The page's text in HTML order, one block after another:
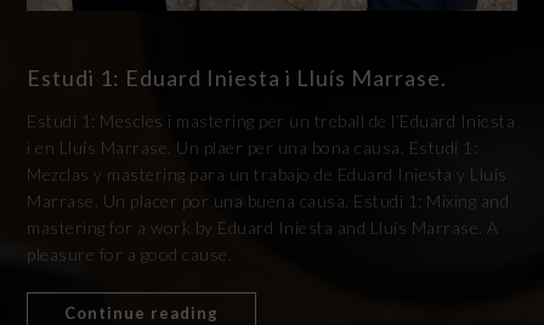
Estudi 1: Eduard Iniesta i Lluís Marrase.
Estudi 1: Mescles i mastering per un treball de l’Eduard Iniesta
i en Lluís Marrase. Un plaer per una bona causa. Estudi 1:
Mezclas y mastering para un trabajo de Eduard Iniesta y Lluís
Marrase. Un placer por una buena causa. Estudi 1: Mixing and
mastering for a work by Eduard Iniesta and Lluís Marrase. A
pleasure for a good cause.
Continue reading